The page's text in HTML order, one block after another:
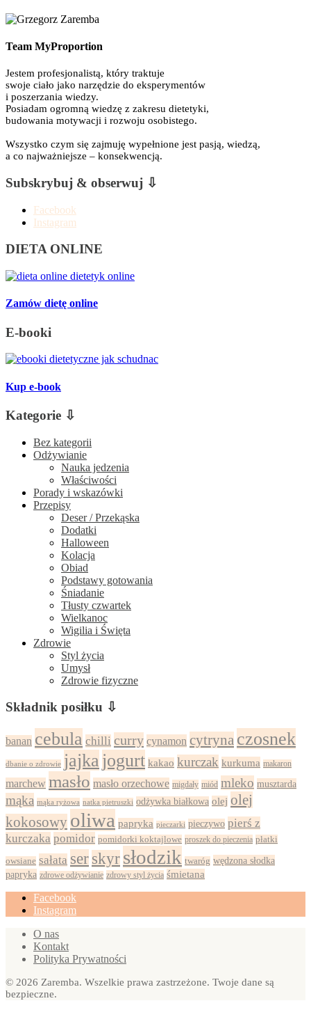
Team MyProportion
Jestem profesjonalistą, który traktuje
swoje ciało jako narzędzie do eksperymentów
i poszerzania wiedzy.
Posiadam ogromną wiedzę z zakresu dietetyki,
budowania motywacji i rozwoju osobistego.
Wszystko czym się zajmuję wypełnione jest pasją, wiedzą,
a co najważniejsze – konsekwencją.
Subskrybuj & obserwuj ⇩
Facebook
Instagram
DIETA ONLINE
Zamów dietę online
E-booki
Kup e-book
Kategorie ⇩
Bez kategorii
Odżywianie
Nauka jedzenia
Właściwości
Porady i wskazówki
Przepisy
Deser / Przekąska
Dodatki
Halloween
Kolacja
Obiad
Podstawy gotowania
Śniadanie
Tłusty czwartek
Wielkanoc
Wigilia i Święta
Zdrowie
Styl życia
Umysł
Zdrowie fizyczne
Składnik posiłku ⇩
banan cebula chilli curry cynamon cytryna czosnek
dbanie o zdrowie jajka jogurt kakao kurczak kurkuma makaron
marchew masło masło orzechowe migdały miód mleko musztarda
mąka mąka ryżowa natka pietruszki odżywka białkowa olej olej
kokosowy oliwa papryka pieczarki pieczywo pierś z
kurczaka pomidor pomidorki koktajlowe proszek do pieczenia płatki
owsiane sałata ser skyr słodzik twaróg wędzona słodka
papryka zdrowe odżywianie zdrowy styl życia śmietana
Facebook
Instagram
O nas
Kontakt
Polityka Prywatności
© 2026 Zaremba. Wszelkie prawa zastrzeżone. Twoje dane są
bezpieczne.